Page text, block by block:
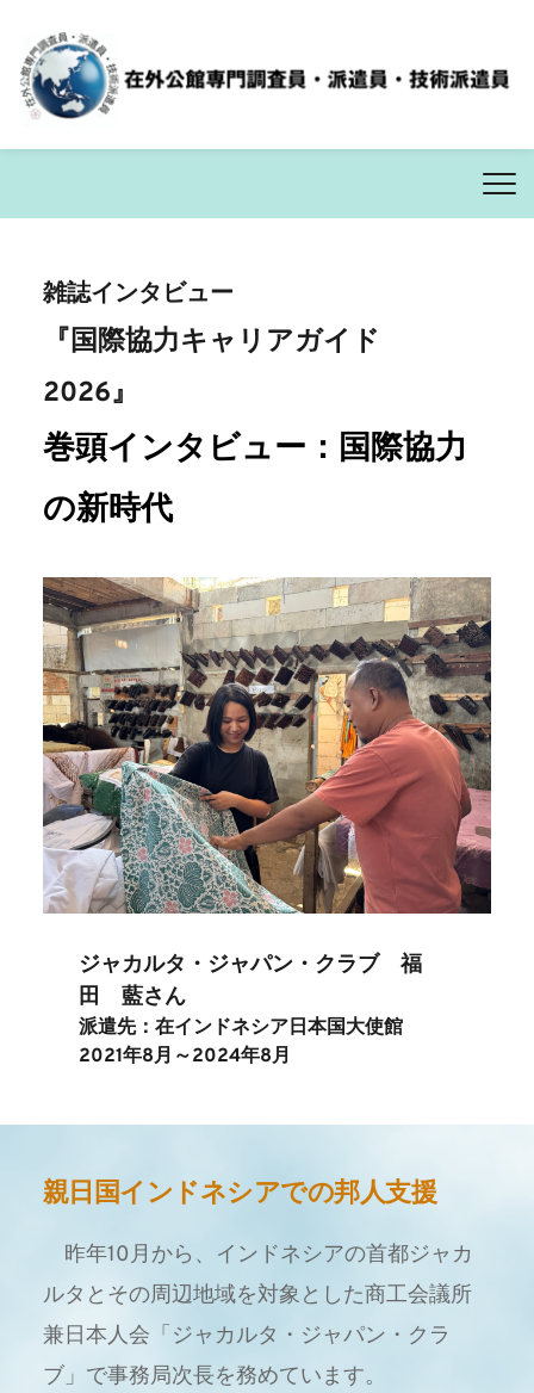
雑誌インタビュー
『国際協力キャリアガイド
2026』
巻頭インタビュー：国際協力
の新時代
ジャカルタ・ジャパン・クラブ　福
田　藍さん
派遣先：在インドネシア日本国大使館
2021年8月～2024年8月
親日国インドネシアでの邦人支援
昨年10月から、インドネシアの首都ジャカ
ルタとその周辺地域を対象とした商工会議所
兼日本人会「ジャカルタ・ジャパン・クラ
ブ」で事務局次長を務めています。